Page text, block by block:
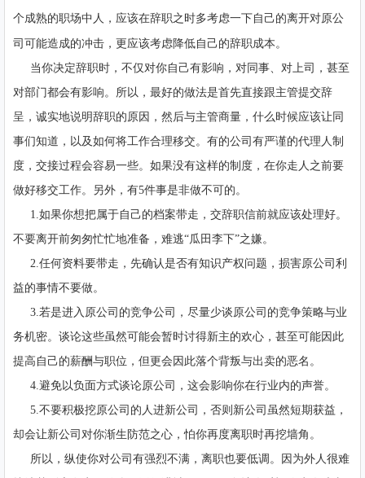
个成熟的职场中人，应该在辞职之时多考虑一下自己的离开对原公
司可能造成的冲击，更应该考虑降低自己的辞职成本。
当你决定辞职时，不仅对你自己有影响，对同事、对上司，甚至
对部门都会有影响。所以，最好的做法是首先直接跟主管提交辞
呈，诚实地说明辞职的原因，然后与主管商量，什么时候应该让同
事们知道，以及如何将工作合理移交。有的公司有严谨的代理人制
度，交接过程会容易一些。如果没有这样的制度，在你走人之前要
做好移交工作。另外，有5件事是非做不可的。
1.如果你想把属于自己的档案带走，交辞职信前就应该处理好。
不要离开前匆匆忙忙地准备，难逃“瓜田李下”之嫌。
2.任何资料要带走，先确认是否有知识产权问题，损害原公司利
益的事情不要做。
3.若是进入原公司的竞争公司，尽量少谈原公司的竞争策略与业
务机密。谈论这些虽然可能会暂时讨得新主的欢心，甚至可能因此
提高自己的薪酬与职位，但更会因此落个背叛与出卖的恶名。
4.避免以负面方式谈论原公司，这会影响你在行业内的声誉。
5.不要积极挖原公司的人进新公司，否则新公司虽然短期获益，
却会让新公司对你渐生防范之心，怕你再度离职时再挖墙角。
所以，纵使你对公司有强烈不满，离职也要低调。因为外人很难